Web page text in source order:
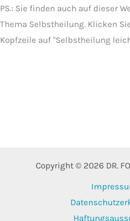
PS.: Sie finden auch auf dieser
Thema Selbstheilung. Klicken
Kopfzeile auf "Selbstheilung
Copyright © 2026 DR.